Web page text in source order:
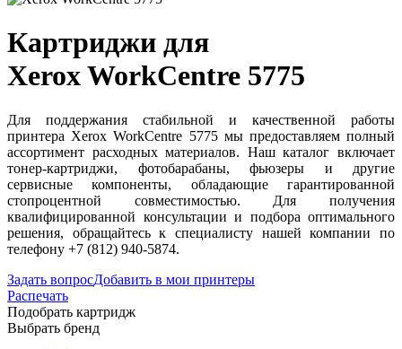
Картриджи для
Xerox WorkCentre 5775
Для поддержания стабильной и качественной работы
принтера Xerox WorkCentre 5775 мы предоставляем полный
ассортимент расходных материалов. Наш каталог включает
тонер-картриджи, фотобарабаны, фьюзеры и другие
сервисные компоненты, обладающие гарантированной
стопроцентной совместимостью. Для получения
квалифицированной консультации и подбора оптимального
решения, обращайтесь к специалисту нашей компании по
телефону +7 (812) 940-5874.
Задать вопросДобавить в мои принтеры
Распечать
Подобрать картридж
Выбрать бренд